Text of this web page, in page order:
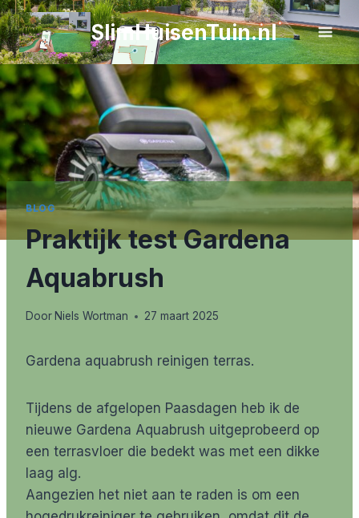
Doorgaan
naar
inhoud
SlimHuisenTuin.nl
BLOG
Praktijk test Gardena
Aquabrush
Door Niels Wortman 27 maart 2025
Gardena aquabrush reinigen terras.
Tijdens de afgelopen Paasdagen heb ik de
nieuwe Gardena Aquabrush uitgeprobeerd op
een terrasvloer die bedekt was met een dikke
laag alg.
Aangezien het niet aan te raden is om een